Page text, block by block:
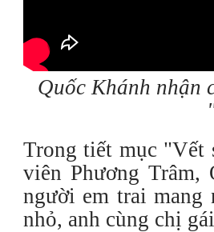
Quốc Khánh nhận
Trong tiết mục "Vết
viên Phương Trâm,
người em trai
nhỏ, anh cùng chị